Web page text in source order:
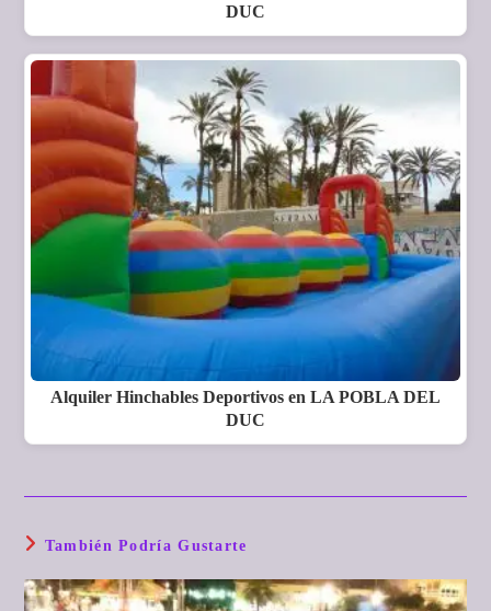
DUC
Alquiler Hinchables Deportivos en LA POBLA DEL
DUC
También Podría Gustarte